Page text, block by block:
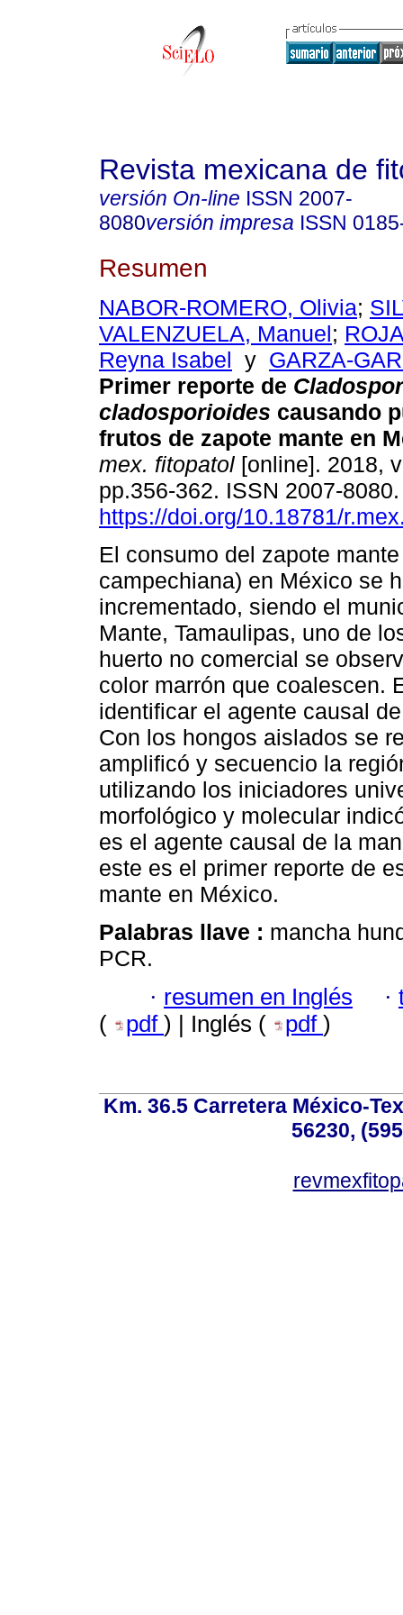
Revista mexicana de
versión On-line ISSN 2007-
8080versión impresa ISSN
Resumen
NABOR-ROMERO, Olivia;
VALENZUELA, Manuel;
Reyna Isabel y GARZA-
Primer reporte de
cladosporioides causando
frutos de zapote mante en
mex. fitopatol [online]. 2018,
pp.356-362. ISSN 2007-
https://doi.org/10.18781/
El consumo del zapote
campechiana) en México se
incrementado, siendo el
Mante, Tamaulipas, uno de
huerto no comercial se
color marrón que coalescen.
identificar el agente causal
Con los hongos aislados se
amplificó y secuencio la
utilizando los iniciadores
morfológico y molecular
es el agente causal de la
este es el primer reporte de
mante en México.
Palabras llave : mancha
PCR.
· resumen en Inglés ·
(
pdf ) | Inglés ( pdf )
Km. 36.5 Carretera México-
56230,